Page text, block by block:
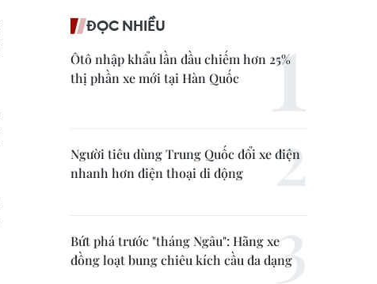
ĐỌC NHIỀU
Ôtô nhập khẩu lần đầu chiếm hơn 25%
thị phần xe mới tại Hàn Quốc
Người tiêu dùng Trung Quốc đổi xe điện
nhanh hơn điện thoại di động
Bứt phá trước "tháng Ngâu": Hãng xe
đồng loạt bung chiêu kích cầu đa dạng